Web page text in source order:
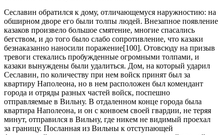
Сеславин обратился к дому, отличающемуся наружностию: на
обширном дворе его были толпы людей. Внезапное появление
казаков произвело большое смятение, многие спасались
бегством, и до того было слабо сопротивление, что казаки
безнаказанно наносили поражение[100]. Отовсюду на призыв
тревоги стекались пробужденные огромными толпами, и
казаки вынуждены были удалиться. Дом, на который ударил
Сеславин, по количеству при нем войск принят был за
квартиру Наполеона, но в нем расположен был комендант
города и отряды разных частей войск, поспешно
отправляемые в Вильну. В отдаленном конце города была
квартира Наполеона, и он с конвоем своей гвардии, не теряя
минут, отправился в Вильну, где никем не видимый проехал
за границу. Посланная из Вильны к отступающей